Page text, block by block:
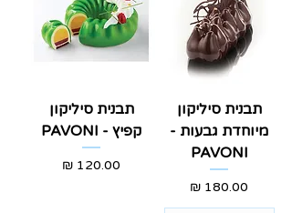
תבנית סיליקון
מיוחדת גבעות -
PAVONI
מחיר
תבנית סיליקון
קפיץ - PAVONI
מחיר